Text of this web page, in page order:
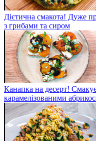
Дієтична смакота! Дуже
з грибами та сиром
Канапка на десерт!
карамелізованими